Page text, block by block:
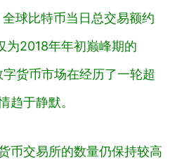
球比特币当日总交易额约
为2018年年初巅峰期的
货币市场在经历了一轮超
趋于静默。
币交易所的数量仍保持较高